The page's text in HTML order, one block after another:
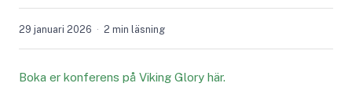
29 januari 2026 2 min läsning
Boka er konferens på Viking Glory här.